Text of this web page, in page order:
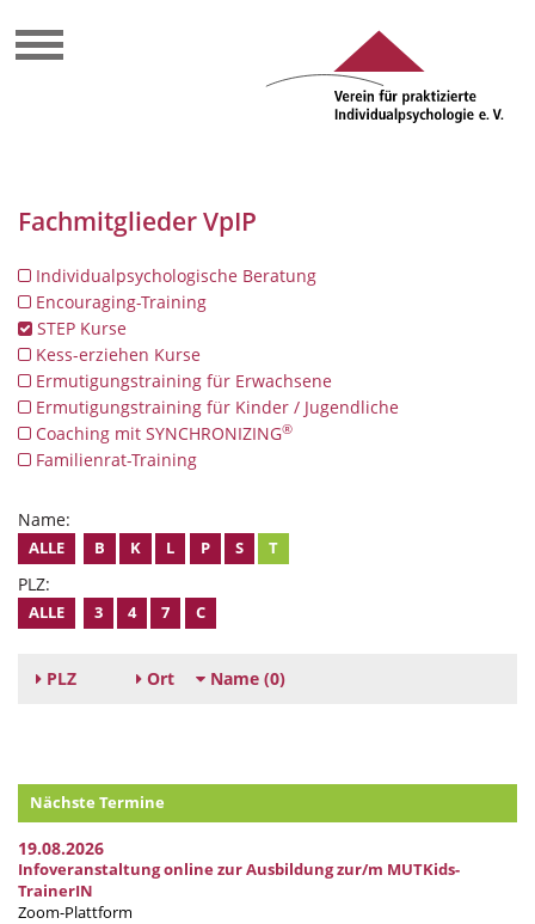
Fachmitglieder VpIP
Individualpsychologische Beratung
Encouraging-Training
STEP Kurse
Kess-erziehen Kurse
Ermutigungstraining für Erwachsene
Ermutigungstraining für Kinder / Jugendliche
Coaching mit SYNCHRONIZING®
Familienrat-Training
Name:
ALLE B K L P S T
PLZ:
ALLE 3 4 7 C
PLZ Ort Name (0)
Nächste Termine
19.08.2026
Infoveranstaltung online zur Ausbildung zur/m MUTKids-
TrainerIN
Zoom-Plattform